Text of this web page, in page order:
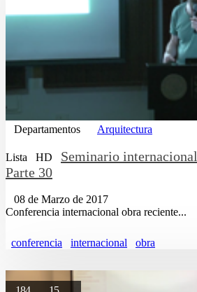
Departamentos Arquitectura
Lista HD Seminario internacional
Parte 30
08 de Marzo de 2017
Conferencia internacional obra reciente...
conferencia internacional obra